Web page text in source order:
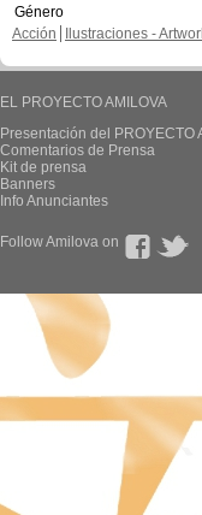
Género
Acción
Ilustraciones -
EL PROYECTO AMILOVA
Presentación del PROYECTO
Comentarios de Prensa
Kit de prensa
Banners
Info Anunciantes
Follow Amilova on